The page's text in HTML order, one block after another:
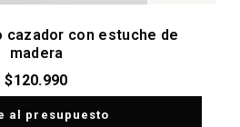
cazador con estuche de
madera
$120.990
al presupuesto